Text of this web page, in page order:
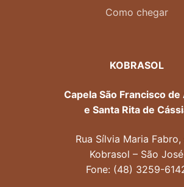
Como chegar
KOBRASOL
Capela São Francisco de
e Santa Rita de
Rua Sílvia Maria Fabro,
Kobrasol – São José
Fone: (48) 3259-